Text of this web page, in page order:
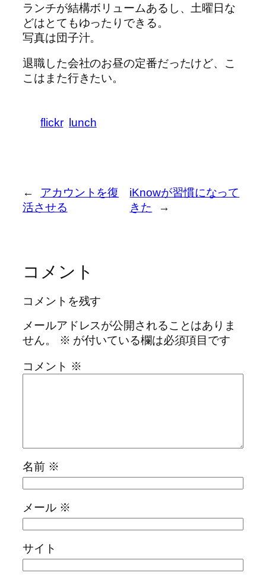
ランチが結構ボリュームあるし、土曜日な
どはとてもゆったりできる。
写真は団子汁。
退職した会社のお昼の定番だったけど、こ
こはまた行きたい。
flickr lunch
←
アカウントを復
活させる
iKnowが習慣になって
きた
→
コメント
コメントを残す
メールアドレスが公開されることはありま
せん。
※ が付いている欄は必須項目です
コメント ※
名前 ※
メール ※
サイト